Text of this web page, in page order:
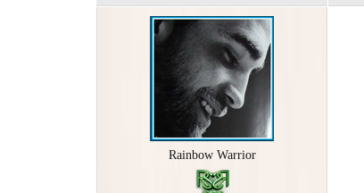
Rainbow Warrior